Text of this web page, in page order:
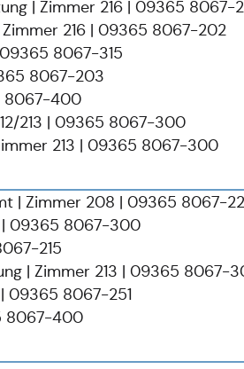
| Zimmer 216 | 09365 8067-
216 | 09365 8067-202
8067-315
8067-203
8067-400
213 | 09365 8067-300
213 | 09365 8067-300
| Zimmer 208 | 09365 8067-
| 09365 8067-300
215
| Zimmer 213 | 09365 8067-
09365 8067-251
8067-400